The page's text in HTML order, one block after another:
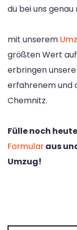
du bei uns genau
mit unserem
größten Wert
erbringen unsere
erfahrenem und
Chemnitz.
Fülle noch
Formularaus
Umzug!